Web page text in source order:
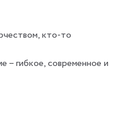
кто-то
– гибкое, современное и